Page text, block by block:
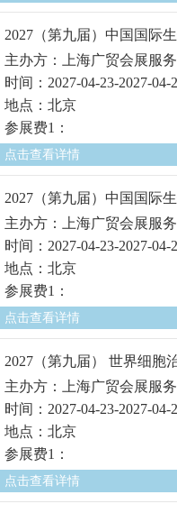
2027（第九届）中国国际
主办方：上海广贸会展服
时间：2027-04-23-2027-04-
地点：北京
参展费1：
点击查看详情
2027（第九届）中国国际
主办方：上海广贸会展服
时间：2027-04-23-2027-04-
地点：北京
参展费1：
点击查看详情
2027（第九届） 世界细胞
主办方：上海广贸会展服
时间：2027-04-23-2027-04-
地点：北京
参展费1：
点击查看详情